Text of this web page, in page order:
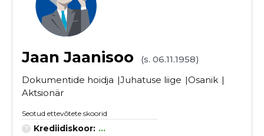
Jaan Jaanisoo
(s. 06.11.1958)
Dokumentide hoidja
Juhatuse liige
Osanik
Aktsionär
Seotud ettevõtete skoorid
Krediidiskoor: ...